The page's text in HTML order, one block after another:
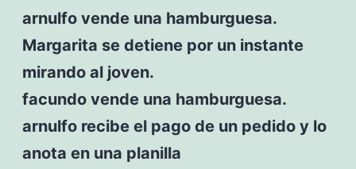
arnulfo vende una hamburguesa.
Margarita se detiene por un instante
mirando al joven.
facundo vende una hamburguesa.
arnulfo recibe el pago de un pedido y lo
anota en una planilla